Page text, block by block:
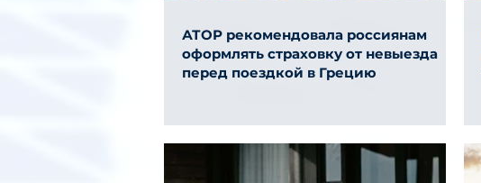
АТОР рекомендовала россиянам
оформлять страховку от невыезда
перед поездкой в Грецию